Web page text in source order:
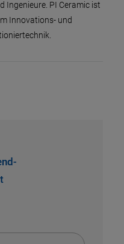
Ingenieure. PI Ceramic ist
Innovations- und